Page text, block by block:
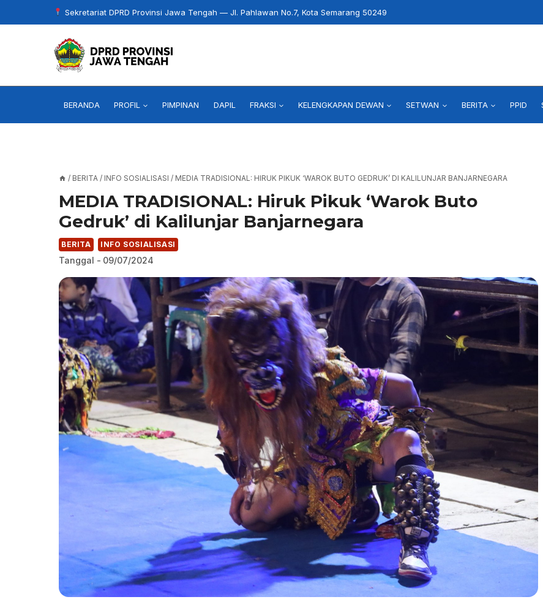
to
Sekretariat DPRD Provinsi Jawa Tengah — Jl. Pahlawan No.7, Kota Semarang 50249
BERANDA PROFIL PIMPINAN DAPIL FRAKSI KELENGKAPAN DEWAN SETWAN BERITA PPID
/ BERITA / INFO SOSIALISASI / MEDIA TRADISIONAL: HIRUK PIKUK ‘WAROK BUTO GEDRUK’ DI KALILUNJAR BANJARNEGARA
MEDIA TRADISIONAL: Hiruk Pikuk ‘Warok Buto
Gedruk’ di Kalilunjar Banjarnegara
BERITA INFO SOSIALISASI
Tanggal - 09/07/2024